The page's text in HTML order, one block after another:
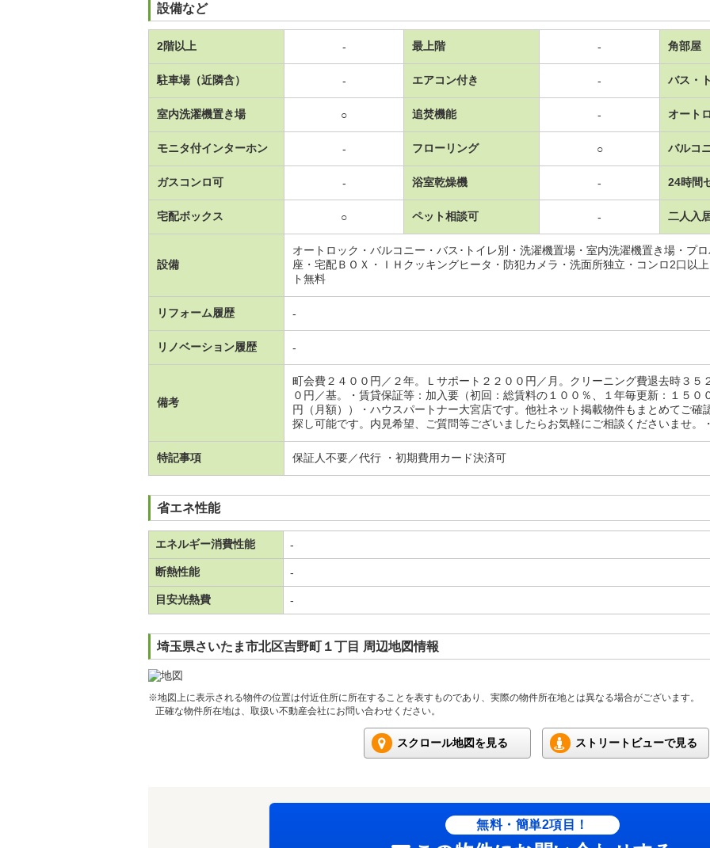
設備など
2階以上 - 最上階 - 角部屋
駐車場（近隣含） - エアコン付き - バス・
室内洗濯機置き場 ○ 追焚機能 - オート
モニタ付インターホン - フローリング ○ バルコ
ガスコンロ可 - 浴室乾燥機 - 24時間
宅配ボックス ○ ペット相談可 - 二人入
設備
オートロック・バルコニー・バス･トイレ別・洗濯機置場・室内洗濯機置き場・プ
座・宅配ＢＯＸ・ＩＨクッキングヒータ・防犯カメラ・洗面所独立・コンロ2口以
ト無料
リフォーム履歴 -
リノベーション履歴 -
備考
町会費２４００円／２年。Ｌサポート２２００円／月。クリーニング費退去時３５
０円／基。・賃貸保証等：加入要（初回：総賃料の１００％、１年毎更新：１５
円（月額））・ハウスパートナー大宮店です。他社ネット掲載物件もまとめてご確
探し可能です。内見希望、ご質問等ございましたらお気軽にご相談くださいませ
特記事項 保証人不要／代行 ・初期費用カード決済可
省エネ性能
エネルギー消費性能 -
断熱性能 -
目安光熱費 -
埼玉県さいたま市北区吉野町１丁目 周辺地図情報
※地図上に表示される物件の位置は付近住所に所在することを表すものであり、実際の物件所在地とは異なる場合がございます。
正確な物件所在地は、取扱い不動産会社にお問い合わせください。
スクロール地図を見る ストリートビューで見る
無料・簡単2項目！